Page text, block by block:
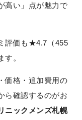
高い」点が魅力で
評価も★4.7（455
。
価格・追加費用の
ら確認するのがお
ニックメンズ札幌